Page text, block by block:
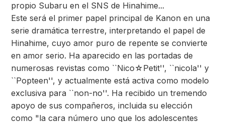
propio Subaru en el SNS de Hinahime...
Este será el primer papel principal de Kanon en una
serie dramática terrestre, interpretando el papel de
Hinahime, cuyo amor puro de repente se convierte
en amor serio. Ha aparecido en las portadas de
numerosas revistas como ``Nico☆Petit'', ``nicola'' y
``Popteen'', y actualmente está activa como modelo
exclusiva para ``non-no''. Ha recibido un tremendo
apoyo de sus compañeros, incluida su elección
como "la cara número uno que los adolescentes